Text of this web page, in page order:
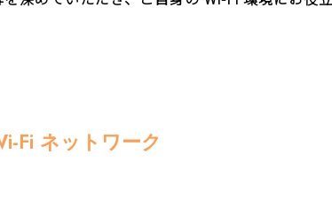
Fi ネットワーク